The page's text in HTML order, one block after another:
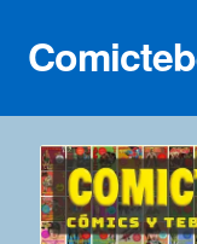
Ir
a
Ir
al
Inicio
Categorías